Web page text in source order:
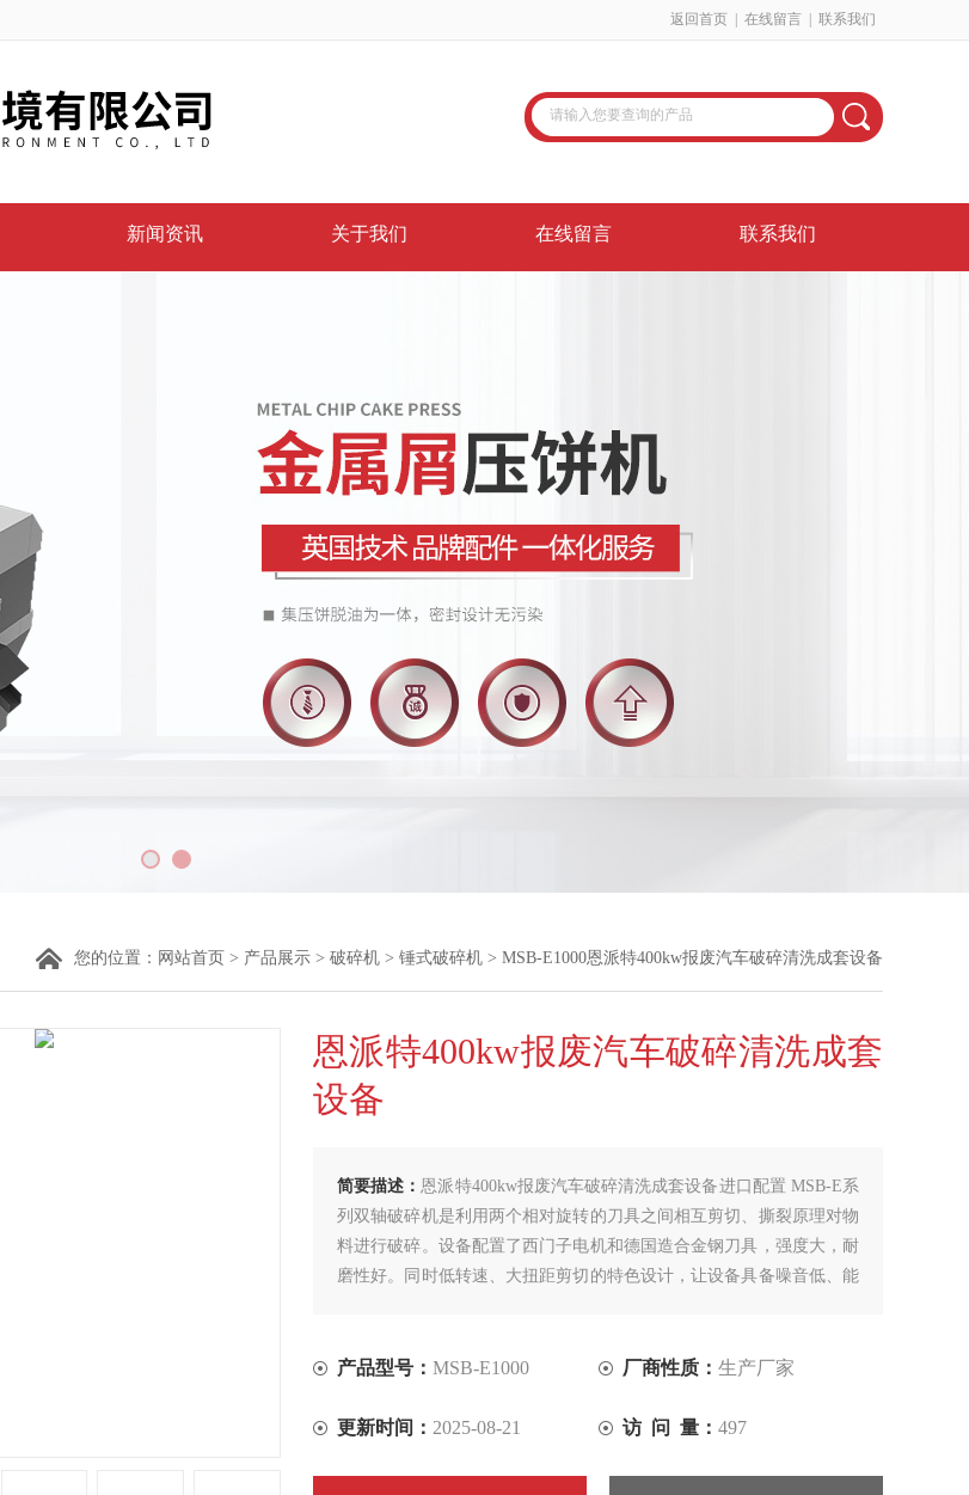
返回首页 在线留言 联系我们
新闻资讯 关于我们 在线留言 联系我们
您的位置： 网站首页 > 产品展示 > 破碎机 > 锤式破碎机 > MSB-E1000恩派特400kw报废汽车破碎清洗成套设备
恩派特400kw报废汽车破碎清洗成套
设备
简要描述：恩派特400kw报废汽车破碎清洗成套设备进口配置 MSB-E系
列双轴破碎机是利用两个相对旋转的刀具之间相互剪切、撕裂原理对物
料进行破碎。设备配置了西门子电机和德国造合金钢刀具，强度大，耐
磨性好。同时低转速、大扭距剪切的特色设计，让设备具备噪音低、能
产品型号： MSB-E1000 厂商性质： 生产厂家
更新时间： 2025-08-21 访 问 量： 497